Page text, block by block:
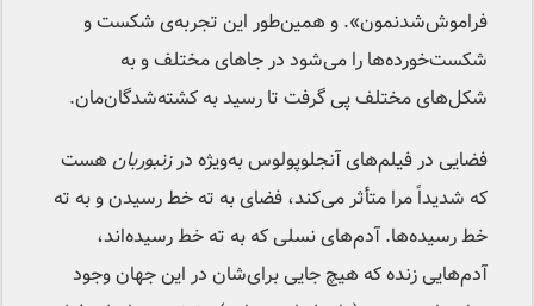
فراموش‌شدنمون». و همین‌طور این تجربه‌ی شکست و
شکست‌خورده‌ها را می‌شود در جاهای مختلف و به
شکل‌های مختلف پی گرفت تا رسید به کشته‌شدگان‌مان.
فضایی در فیلم‌های آنجلوپولوس به‌ویژه درزنبوربان هست
که شدیداً مرا متأثر می‌کند، فضای به ته خط رسیدن و به ته
خط رسیده‌ها. آدم‌های نسلی که به ته خط رسیده‌اند،
آدم‌هایی زنده که هیچ جایی برای‌شان در این جهان وجود